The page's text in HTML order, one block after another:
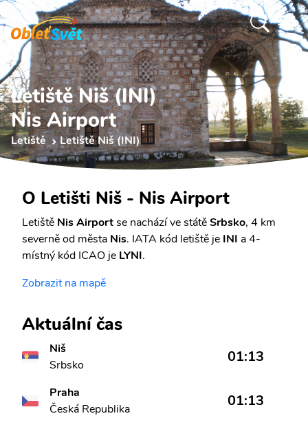
Letiště Niš (INI)
Nis Airport
Letiště Letiště Niš (INI)
O Letišti Niš - Nis Airport
Letiště Nis Airportse nachází ve státěSrbsko, 4 km
severně od města Nis. IATA kód letiště je INI a 4-
místný kód ICAO je LYNI.
Zobrazit na mapě
Aktuální čas
Niš
Srbsko
01:13
Praha
Česká Republika
01:13